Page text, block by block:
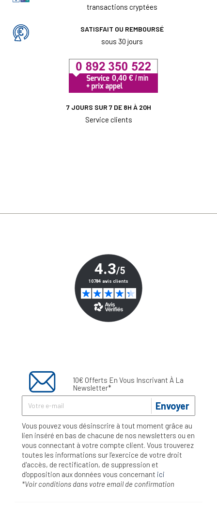
transactions cryptées
SATISFAIT OU REMBOURSÉ
sous 30 jours
7 JOURS SUR 7 DE 8H À 20H
Service clients
10€ Offerts En Vous Inscrivant À La
Newsletter*
Envoyer
Vous pouvez vous désinscrire à tout moment grâce au
lien inséré en bas de chacune de nos newsletters ou en
vous connectant à votre compte client. Vous trouverez
toutes les informations sur l’exercice de votre droit
d'accès, de rectification, de suppression et
d'opposition aux données vous concernant ici
*Voir conditions dans votre email de confirmation